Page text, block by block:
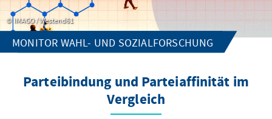
IMAGO / Westend61
MONITOR WAHL- UND SOZIALFORSCHUNG
Parteibindung und Parteiaffinität im
Vergleich